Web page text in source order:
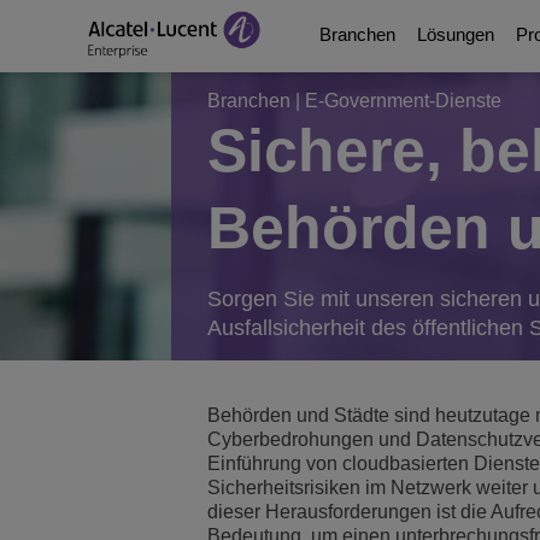
Branchen
Education Solutions
Lösungen für die
Lösungen für das
Manufacturing
Smart Buildings
Lösungen
Digital Age
Digital Age Networking
Services
Contact Center and
Telefone, Softphones
Switches
Wireless LAN
Partner
Business Partners
Developer and
Ueber uns
Videothek
Blog
Veranstaltungen und
Aktuelles
Branchen E-Government-Dienste
Sichere,
Behörden
Sorgen Sie mit unseren sicheren
Ausfallsicherheit des öffentlichen
Behörden und Städte sind
Cyberbedrohungen und
Einführung von cloudbasierten
Sicherheitsrisiken im Netzwerk weiter
dieser Herausforderungen ist die
Bedeutung, um einen